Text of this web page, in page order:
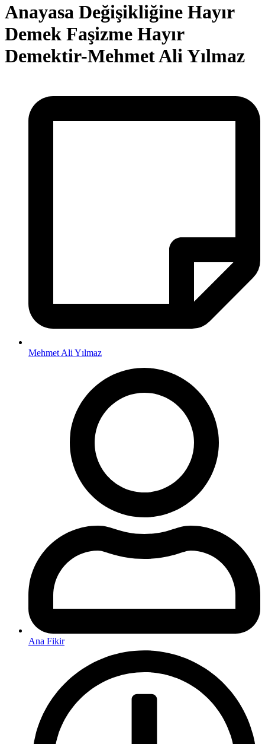
Anayasa Değişikliğine Hayır
Demek Faşizme Hayır
Demektir-Mehmet Ali Yılmaz
Mehmet Ali Yılmaz
Ana Fikir